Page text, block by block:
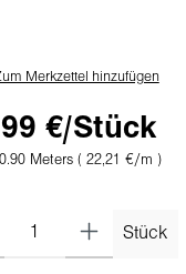
Merkzettel hinzufügen
€/Stück
0.90 Meters ( 22,21 €/m )
Stück